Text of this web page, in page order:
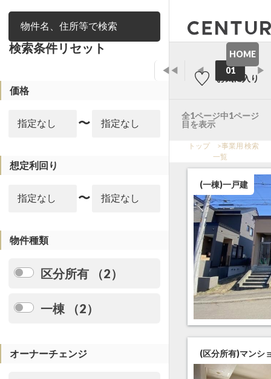
検索条件リセット
価格
〜
想定利回り
〜
物件種類
区分所有 （2）
一棟 （2）
オーナーチェンジ
HOME
お気に入り
◀◀ ◀ 01 ▶
全1ページ中1ページ
目を表示
トップ >事業用 検索
一覧
(一棟)一戸建
(区分所有)マンシ